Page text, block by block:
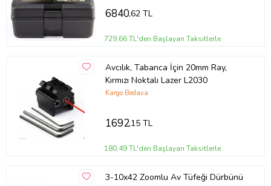
6840,62 TL
729,66 TL'den Başlayan Taksitlerle
Avcılık, Tabanca İçin 20mm Ray,
Kırmızı Noktalı Lazer L2030
Kargo Bedava
1692,15 TL
180,49 TL'den Başlayan Taksitlerle
3-10x42 Zoomlu Av Tüfeği Dürbünü